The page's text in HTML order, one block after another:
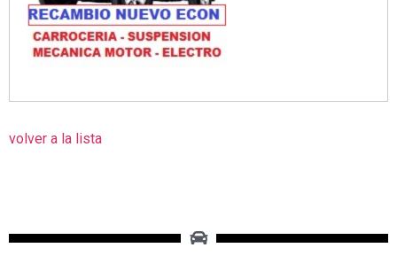
volver a la lista